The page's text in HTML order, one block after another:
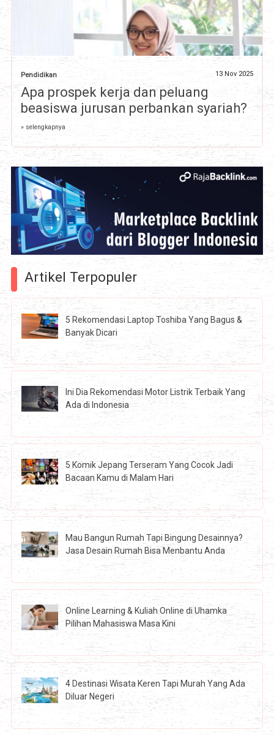
Pendidikan 13 Nov 2025
Apa prospek kerja dan peluang
beasiswa jurusan perbankan syariah?
» selengkapnya
Artikel Terpopuler
5 Rekomendasi Laptop Toshiba Yang Bagus &
Banyak Dicari
Ini Dia Rekomendasi Motor Listrik Terbaik Yang
Ada di Indonesia
5 Komik Jepang Terseram Yang Cocok Jadi
Bacaan Kamu di Malam Hari
Mau Bangun Rumah Tapi Bingung Desainnya?
Jasa Desain Rumah Bisa Menbantu Anda
Online Learning & Kuliah Online di Uhamka
Pilihan Mahasiswa Masa Kini
4 Destinasi Wisata Keren Tapi Murah Yang Ada
Diluar Negeri